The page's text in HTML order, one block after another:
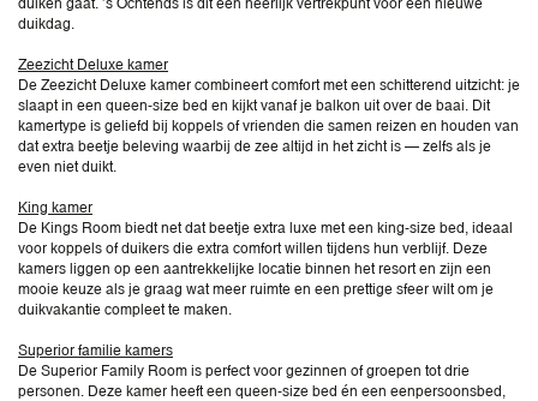
duikdag.
Zeezicht Deluxe kamer
De Zeezicht Deluxe kamer combineert comfort met een schitterend uitzicht: je
slaapt in een queen-size bed en kijkt vanaf je balkon uit over de baai. Dit
kamertype is geliefd bij koppels of vrienden die samen reizen en houden van
dat extra beetje beleving waarbij de zee altijd in het zicht is — zelfs als je
even niet duikt.
King kamer
De Kings Room biedt net dat beetje extra luxe met een king-size bed, ideaal
voor koppels of duikers die extra comfort willen tijdens hun verblijf. Deze
kamers liggen op een aantrekkelijke locatie binnen het resort en zijn een
mooie keuze als je graag wat meer ruimte en een prettige sfeer wilt om je
duikvakantie compleet te maken.
Superior familie kamers
De Superior Family Room is perfect voor gezinnen of groepen tot drie
personen. Deze kamer heeft een queen-size bed én een eenpersoonsbed,